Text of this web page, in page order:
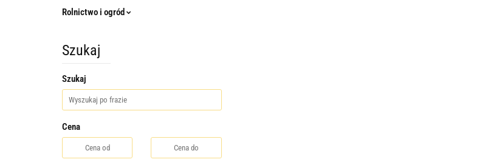
Rolnictwo i ogród
Szukaj
Szukaj
Cena